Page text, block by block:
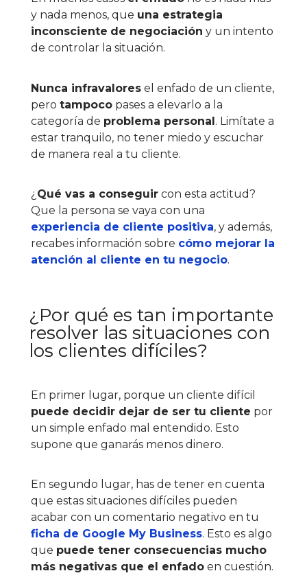
y nada menos, que una estrategia
inconsciente de negociación y un intento
de controlar la situación.
Nunca infravalores el enfado de un cliente,
pero tampoco pases a elevarlo a la
categoría de problema personal. Limítate a
estar tranquilo, no tener miedo y escuchar
de manera real a tu cliente.
¿ Qué vas a conseguir con esta actitud?
Que la persona se vaya con una
experiencia de cliente positiva, y además,
recabes información sobre cómo mejorar la
atención al cliente en tu negocio.
¿Por qué es tan importante
resolver las situaciones con
los clientes difíciles?
En primer lugar, porque un cliente difícil
puede decidir dejar de ser tu cliente por
un simple enfado mal entendido. Esto
supone que ganarás menos dinero.
En segundo lugar, has de tener en cuenta
que estas situaciones difíciles pueden
acabar con un comentario negativo en tu
ficha de Google My Business. Esto es algo
que puede tener consecuencias mucho
más negativas que el enfado en cuestión.